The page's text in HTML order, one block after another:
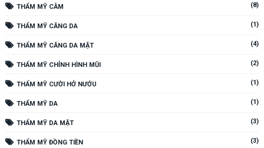
THẨM MỸ CẰM (8)
THẨM MỸ CĂNG DA (1)
THẨM MỸ CĂNG DA MẶT (4)
THẨM MỸ CHỈNH HÌNH MŨI (2)
THẨM MỸ CƯỜI HỞ NƯỚU (1)
THẨM MỸ DA (1)
THẨM MỸ DA MẶT (3)
THẨM MỸ ĐỒNG TIỀN (3)